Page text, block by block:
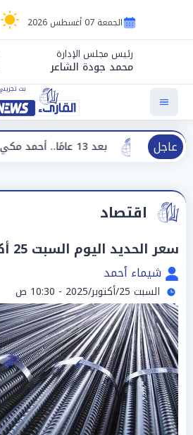
الجمعة 07 أغسطس 2026
رئيس مجلس الإدارة
محمد جودة الشاعر
عاجل
بعد 13 عامًا.. أحمد مكي وماجد الكدواني يجتمعان في «فرصة سعيدة»
اقتصاد
سعر الحديد اليوم السبت 25 أكتوبر في مصر
شيماء أحمد
السبت 25/أكتوبر/2025 - 10:30 ص